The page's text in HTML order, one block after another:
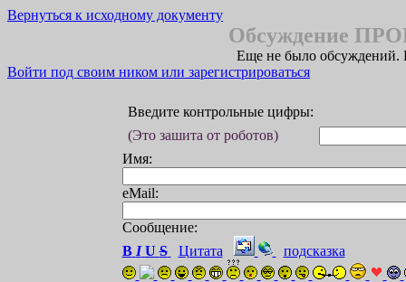
Вернуться к исходному документу
Обсуждение
Еще не было обсуждений.
Войти под своим ником или зарегистрироваться
Введите контрольные цифры:
(Это зашита от роботов)
Имя:
eMail:
Сообщение:
B I U S Цитата подсказка